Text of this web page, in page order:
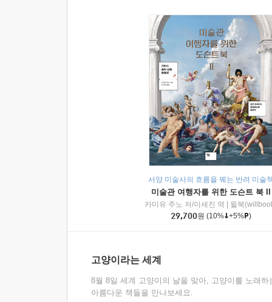
서양 미술사의 흐름을 꿰는 반려 미술
미술관 여행자를 위한 도슨트 북 II
카미유 주노 저/이세진 역
윌북
29,700원 (10% +5% )
고양이라는 세계
8월 8일 세계 고양이의 날을 맞아, 고양이를 노래하
아름다운 책들을 만나보세요.